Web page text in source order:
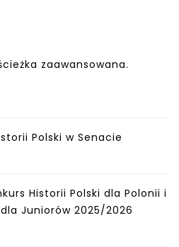
zaawansowana.
Polski w Senacie
Historii Polski dla Polonii i
Juniorów 2025/2026